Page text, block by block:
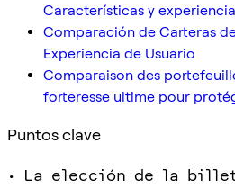
Características y
Comparación de Carteras
Experiencia de Usuario
Comparaison des
forteresse ultime pour
Puntos clave
• La elección de la